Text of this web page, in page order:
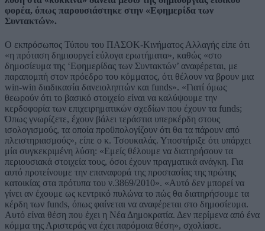
φορέα, όπως παρουσιάστηκε στην «Εφημερίδα των
Συντακτών».
Ο εκπρόσωπος Τύπου του ΠΑΣΟΚ-Κινήματος Αλλαγής είπε ότι
«η πρόταση δημιουργεί εύλογα ερωτήματα», καθώς «στο
δημοσίευμα της ‘Εφημερίδας των Συντακτών’ αναφέρεται, με
παραπομπή στον πρόεδρο του κόμματος, ότι θέλουν να βρουν μια
win-win διαδικασία δανειοληπτών και funds». «Γιατί όμως
θεωρούν ότι το βασικό στοιχείο είναι να καλύψουμε την
κερδοφορία των επιχειρηματικών σχεδίων που έχουν τα funds;
Όπως γνωρίζετε, έχουν βάλει τεράστια υπερκέρδη στους
ισολογισμούς, τα οποία προϋπολογίζουν ότι θα τα πάρουν από
πλειστηριασμούς», είπε ο κ. Τσουκαλάς. Υποστήριξε ότι υπάρχει
μία συγκεκριμένη λύση: «Εμείς θέλουμε να διατηρήσουν τα
περιουσιακά στοιχεία τους, όσοι έχουν πραγματικά ανάγκη. Για
αυτό προτείνουμε την επαναφορά της προστασίας της πρώτης
κατοικίας στα πρότυπα του ν.3869/2010». «Αυτό δεν μπορεί να
γίνει αν έχουμε ως κεντρικό πυλώνα το πώς θα διατηρήσουμε τα
κέρδη των funds, όπως φαίνεται να αναφέρεται στο δημοσίευμα.
Αυτό είναι θέση που έχει η Νέα Δημοκρατία. Δεν περίμενα από ένα
κόμμα της Αριστεράς να έχει παρόμοια θέση», σχολίασε.